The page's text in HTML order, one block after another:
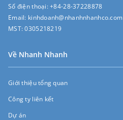
Số điện thoại:+84-28-37228878
Email: kinhdoanh@nhanhnhanhco.com
MST:0305218219
Về Nhanh Nhanh
Giới thiệu tổng quan
Công ty liên kết
Dự án